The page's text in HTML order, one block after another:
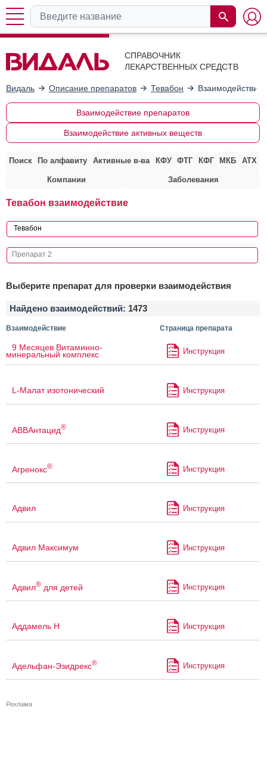
СПРАВОЧНИК
ЛЕКАРСТВЕННЫХ СРЕДСТВ
Видаль Описание препаратов Тевабон Взаимодействие
Взаимодействие препаратов
Взаимодействие активных веществ
Поиск По алфавиту Активные в-ва КФУ ФТГ КФГ МКБ АТХ
Компании Заболевания
Тевабон взаимодействие
Выберите препарат для проверки взаимодействия
Найдено взаимодействий: 1473
Взаимодействие Страница препарата
9 Месяцев Витаминно-
минеральный комплекс Инструкция
L-Малат изотонический Инструкция
АВВАнтацид® Инструкция
Агренокс® Инструкция
Адвил Инструкция
Адвил Максимум Инструкция
Адвил® для детей Инструкция
Аддамель Н Инструкция
Адельфан-Эзидрекс® Инструкция
Реклама